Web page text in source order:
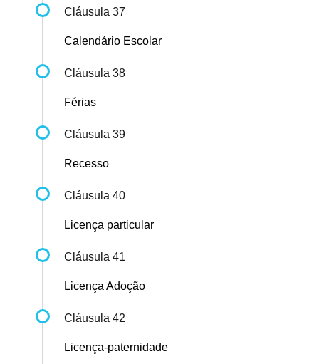
Cláusula 37
Calendário Escolar
Cláusula 38
Férias
Cláusula 39
Recesso
Cláusula 40
Licença particular
Cláusula 41
Licença Adoção
Cláusula 42
Licença-paternidade